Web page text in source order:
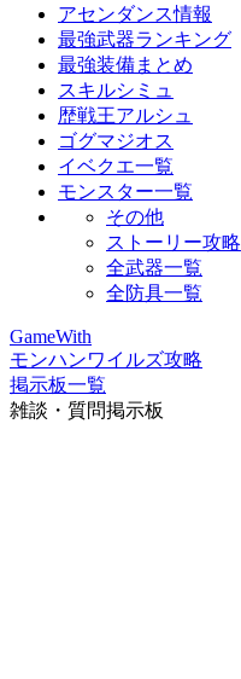
アセンダンス情報
最強武器ランキング
最強装備まとめ
スキルシミュ
歴戦王アルシュ
ゴグマジオス
イベクエ一覧
モンスター一覧
その他
ストーリー攻略
全武器一覧
全防具一覧
GameWith
モンハンワイルズ攻略
掲示板一覧
雑談・質問掲示板